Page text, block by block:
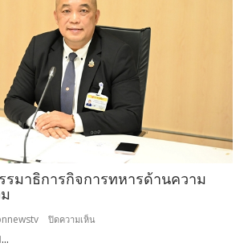
มาธิการกิจการทหารด้านความ
ปิดความเห็น